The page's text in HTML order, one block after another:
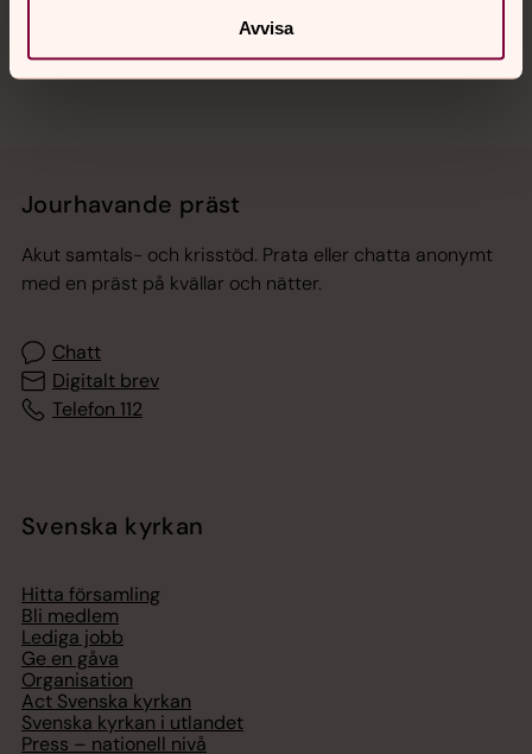
Avvisa
Jourhavande präst
Akut samtals- och krisstöd. Prata eller chatta anonymt
med en präst på kvällar och nätter.
Chatt
Digitalt brev
Telefon 112
Svenska kyrkan
Hitta församling
Bli medlem
Lediga jobb
Ge en gåva
Organisation
Act Svenska kyrkan
Svenska kyrkan i utlandet
Press – nationell nivå